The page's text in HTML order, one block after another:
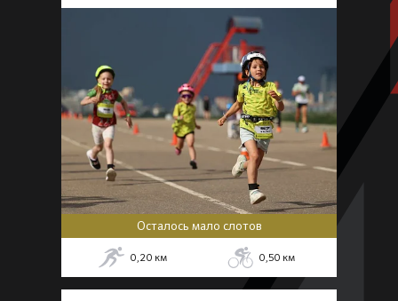
Осталось мало слотов
0,20 км 0,50 км